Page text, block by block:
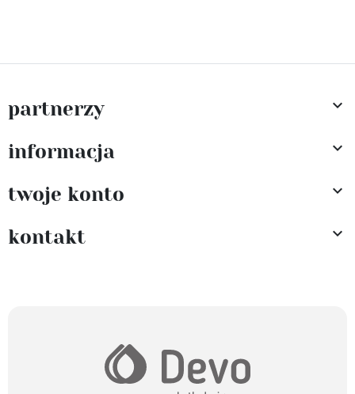
partnerzy 
informacja 
twoje konto 
kontakt 